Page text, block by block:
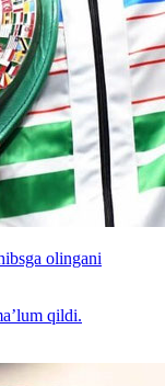
olingani
qildi.